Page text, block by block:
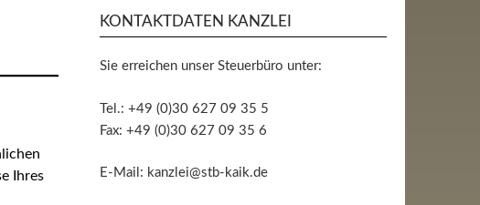
Ihres
KONTAKTDATEN KANZLEI
Sie erreichen unser Steuerbüro unter:
Tel.: +49 (0)30 627 09 35 5
Fax: +49 (0)30 627 09 35 6
E-Mail: kanzlei@stb-kaik.de